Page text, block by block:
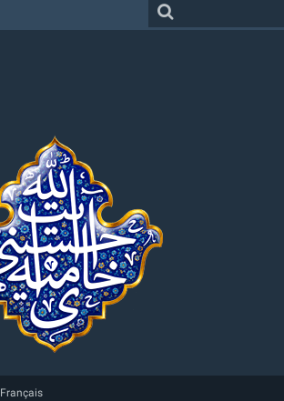
Français